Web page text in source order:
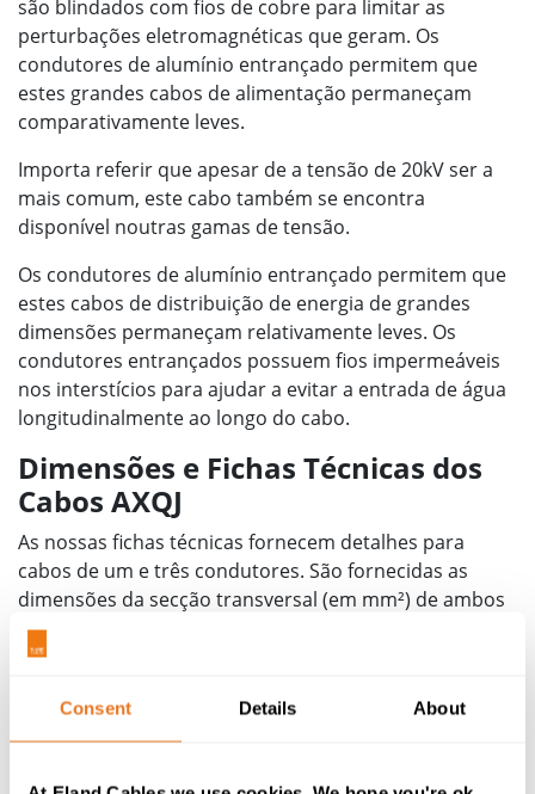
Consent Details About
são blindados com fios de cobre para limitar as
perturbações eletromagnéticas que geram. Os
condutores de alumínio entrançado permitem que
estes grandes cabos de alimentação permaneçam
comparativamente leves.
Importa referir que apesar de a tensão de 20kV ser a
mais comum, este cabo também se encontra
disponível noutras gamas de tensão.
Os condutores de alumínio entrançado permitem que
estes cabos de distribuição de energia de grandes
dimensões permaneçam relativamente leves. Os
condutores entrançados possuem fios impermeáveis ​​
nos interstícios para ajudar a evitar a entrada de água
longitudinalmente ao longo do cabo.
Dimensões e Fichas Técnicas dos
Cabos AXQJ
As nossas fichas técnicas fornecem detalhes para
cabos de um e três condutores. São fornecidas as
dimensões da secção transversal (em mm²) de ambos
os condutores e da blindagem metálica. Quando forem
necessárias características elétricas para auxiliar na
informações. Qualquer especificação deverá satisfazer
as exigências de desempenho e os desafios ambientais